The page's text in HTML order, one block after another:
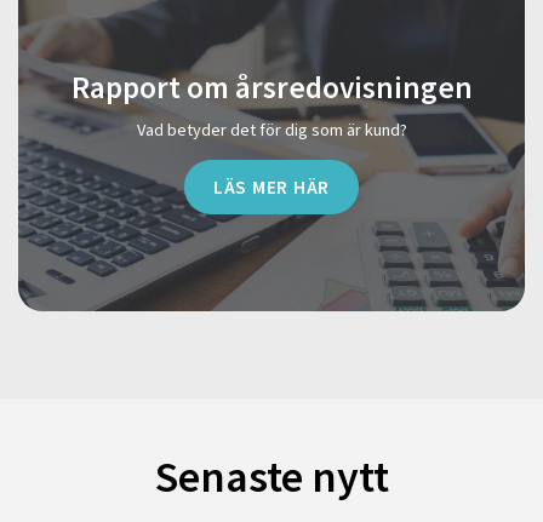
Rapport om årsredovisningen
Vad betyder det för dig som är kund?
LÄS MER HÄR
Senaste nytt